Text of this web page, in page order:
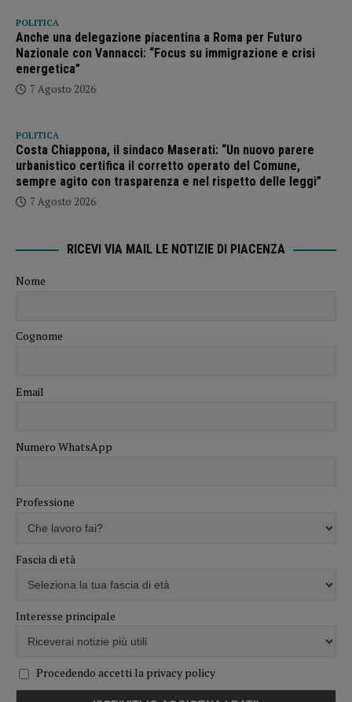
POLITICA
Anche una delegazione piacentina a Roma per Futuro
Nazionale con Vannacci: “Focus su immigrazione e crisi
energetica”
7 Agosto 2026
POLITICA
Costa Chiappona, il sindaco Maserati: “Un nuovo parere
urbanistico certifica il corretto operato del Comune,
sempre agito con trasparenza e nel rispetto delle leggi”
7 Agosto 2026
RICEVI VIA MAIL LE NOTIZIE DI PIACENZA
Nome
Cognome
Email
Numero WhatsApp
Professione
Fascia di età
Interesse principale
Procedendo accetti la privacy policy